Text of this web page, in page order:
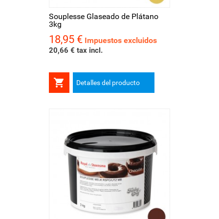
Souplesse Glaseado de Plátano
3kg
Precio
18,95 € Impuestos excluidos
20,66 € tax incl.
 Detalles del producto